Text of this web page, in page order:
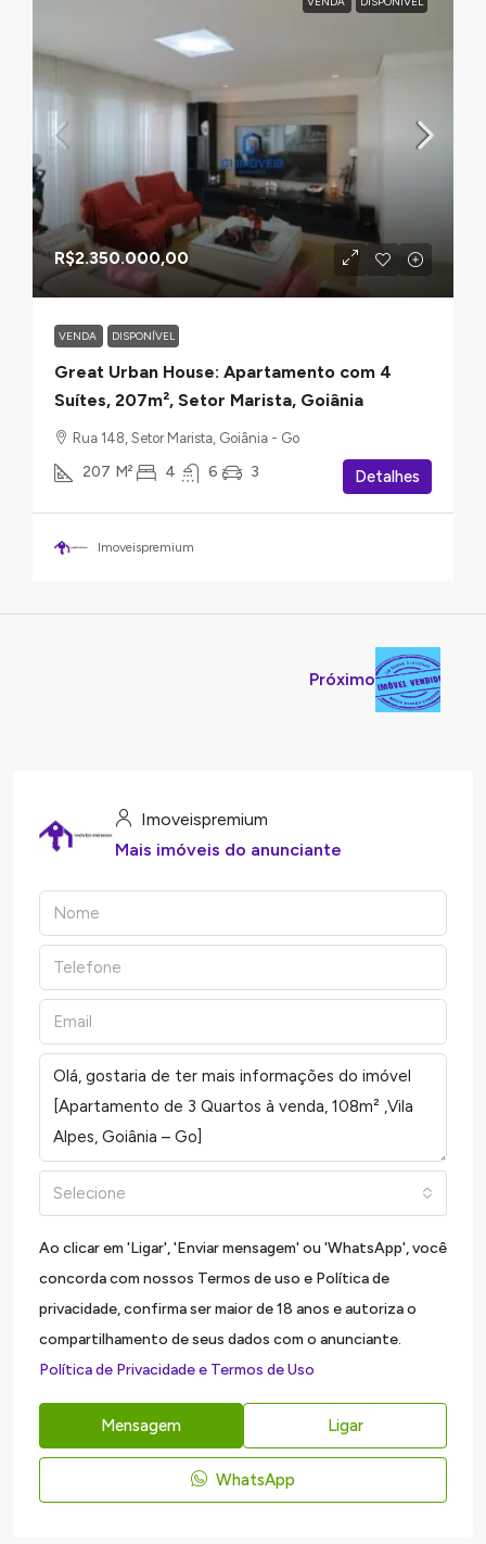
R$2.350.000,00
VENDA DISPONÍVEL
Great Urban House: Apartamento com 4
Suítes, 207m², Setor Marista, Goiânia
Rua 148, Setor Marista, Goiânia - Go
207 M² 4 6 3 Detalhes
Imoveispremium
Próximo
Imoveispremium
Mais imóveis do anunciante
Selecione
Ao clicar em 'Ligar', 'Enviar mensagem' ou 'WhatsApp', você
concorda com nossos Termos de uso e Política de
privacidade, confirma ser maior de 18 anos e autoriza o
compartilhamento de seus dados com o anunciante.
Política de Privacidade e Termos de Uso
Mensagem Ligar
WhatsApp